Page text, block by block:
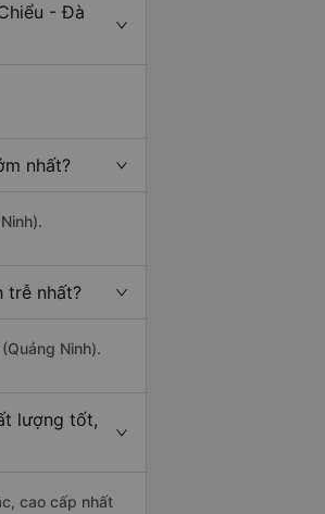
- Đà
nhất?
trễ nhất?
Ninh).
lượng tốt,
cao cấp nhất